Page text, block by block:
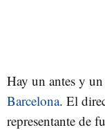
Hay un antes y un
Barcelona. El
representante de